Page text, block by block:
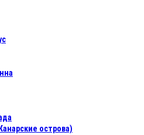
острова)